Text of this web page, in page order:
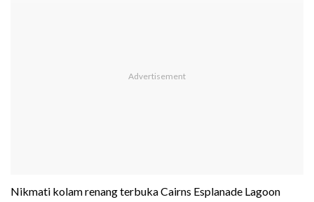
Nikmati kolam renang terbuka Cairns Esplanade Lagoon